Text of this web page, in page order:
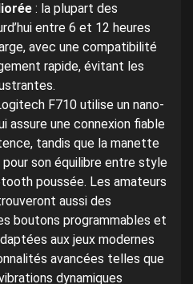
: la plupart des
entre 6 et 12 heures
avec une compatibilité
rapide, évitant les
F710 utilise un nano-
assure une connexion fiable
tandis que la manette
son équilibre entre style
poussée. Les amateurs
aussi des
boutons programmables et
aux jeux modernes
avancées telles que
dynamiques